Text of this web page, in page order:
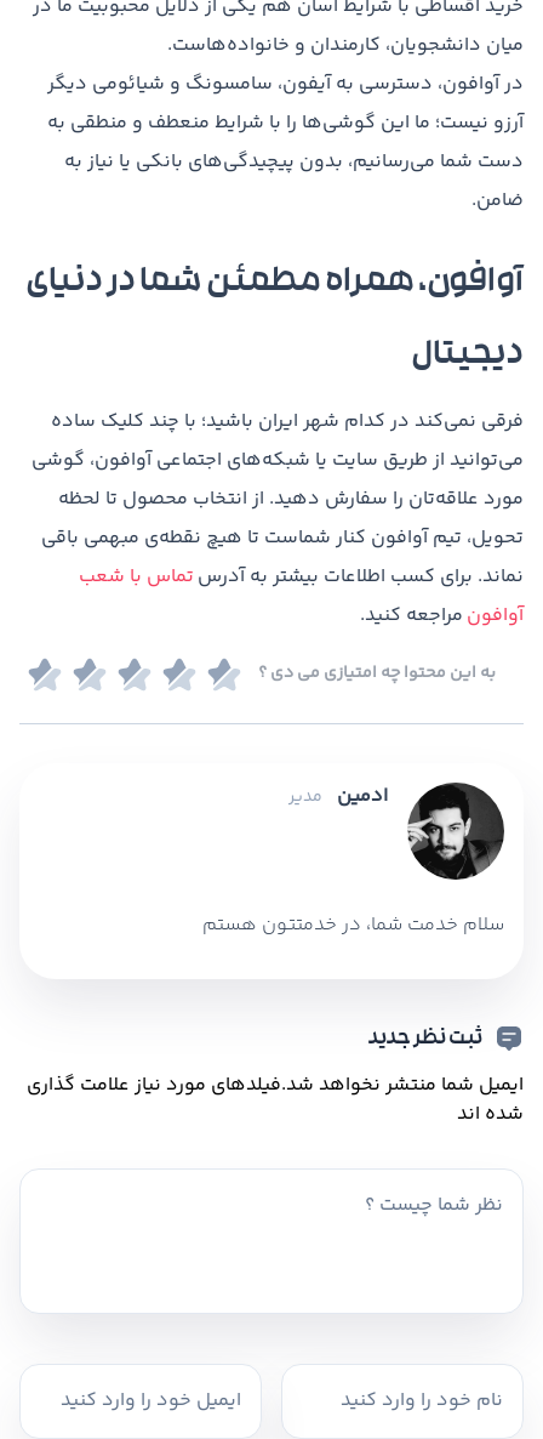
خرید اقساطی با شرایط آسان هم یکی از دلایل محبوبیت ما در
میان دانشجویان، کارمندان و خانواده‌هاست.
در آوافون، دسترسی به آیفون، سامسونگ و شیائومی دیگر
آرزو نیست؛ ما این گوشی‌ها را با شرایط منعطف و منطقی به
دست شما می‌رسانیم، بدون پیچیدگی‌های بانکی یا نیاز به
ضامن.
آوافون، همراه مطمئن شما در دنیای
دیجیتال
فرقی نمی‌کند در کدام شهر ایران باشید؛ با چند کلیک ساده
می‌توانید از طریق سایت یا شبکه‌های اجتماعی آوافون، گوشی
مورد علاقه‌تان را سفارش دهید. از انتخاب محصول تا لحظه
تحویل، تیم آوافون کنار شماست تا هیچ نقطه‌ی مبهمی باقی
نماند. برای کسب اطلاعات بیشتر به آدرس تماس با شعب
آوافون مراجعه کنید.
به این محتوا چه امتیازی می دی ؟
ادمین مدیر
سلام خدمت شما، در خدمتتون هستم
ثبت نظر جدید
ایمیل شما منتشر نخواهد شد.فیلدهای مورد نیاز علامت گذاری
شده اند